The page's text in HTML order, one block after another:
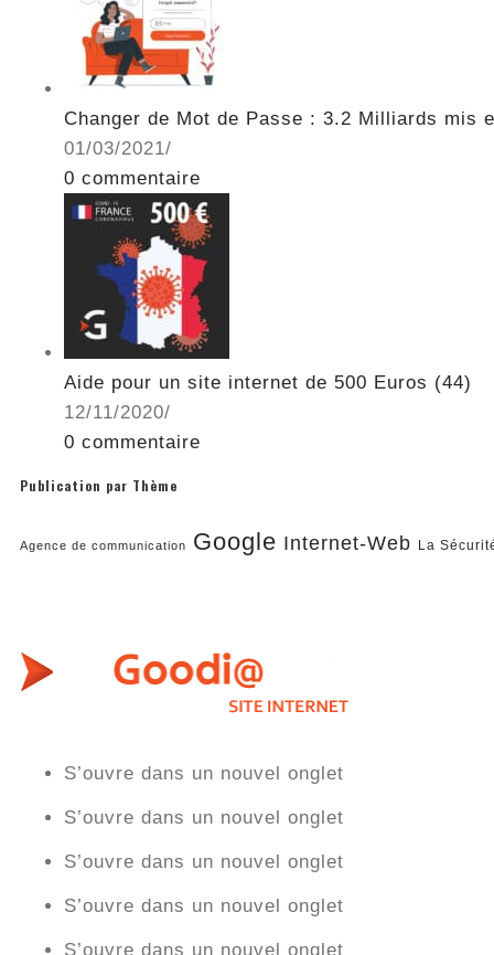
Changer de Mot de Passe : 3.2 Milliards mis
01/03/2021/
0 commentaire
Aide pour un site internet de 500 Euros (44)
12/11/2020/
0 commentaire
Publication par Thème
Agence de communication Google Internet-Web La
S’ouvre dans un nouvel onglet
S’ouvre dans un nouvel onglet
S’ouvre dans un nouvel onglet
S’ouvre dans un nouvel onglet
S’ouvre dans un nouvel onglet